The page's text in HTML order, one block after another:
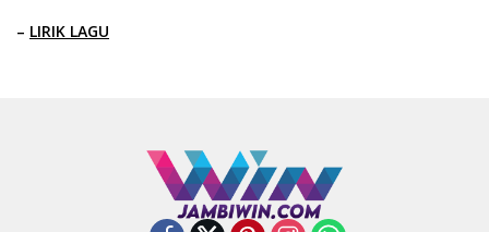
– LIRIK LAGU